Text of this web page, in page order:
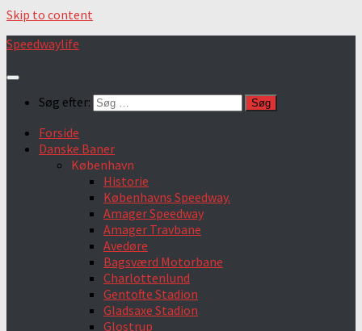
Skip to content
Speedwaylife
Søg efter:
Forside
Danske Baner
København
Historie
Københavns Speedway.
Amager Speedway
Amager Travbane
Avedøre
Bagsværd Motorbane
Charlottenlund
Gentofte Stadion
Gladsaxe Stadion
Glostrup